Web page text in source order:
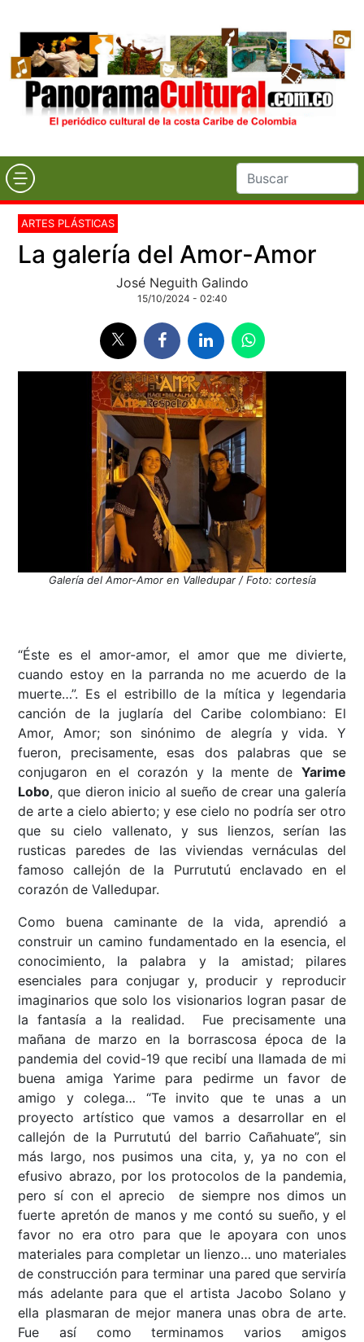
ARTES PLÁSTICAS
La galería del Amor-Amor
José Neguith Galindo
15/10/2024 - 02:40
Galería del Amor-Amor en Valledupar / Foto: cortesía
“Éste es el amor-amor, el amor que me divierte,
cuando estoy en la parranda no me acuerdo de la
muerte…”. Es el estribillo de la mítica y legendaria
canción de la juglaría del Caribe colombiano: El
Amor, Amor; son sinónimo de alegría y vida. Y
fueron, precisamente, esas dos palabras que se
conjugaron en el corazón y la mente de Yarime
Lobo, que dieron inicio al sueño de crear una galería
de arte a cielo abierto; y ese cielo no podría ser otro
que su cielo vallenato, y sus lienzos, serían las
rusticas paredes de las viviendas vernáculas del
famoso callejón de la Purrututú enclavado en el
corazón de Valledupar.
Como buena caminante de la vida, aprendió a
construir un camino fundamentado en la esencia, el
conocimiento, la palabra y la amistad; pilares
esenciales para conjugar y, producir y reproducir
imaginarios que solo los visionarios logran pasar de
la fantasía a la realidad. Fue precisamente una
mañana de marzo en la borrascosa época de la
pandemia del covid-19 que recibí una llamada de mi
buena amiga Yarime para pedirme un favor de
amigo y colega… “Te invito que te unas a un
proyecto artístico que vamos a desarrollar en el
callejón de la Purrututú del barrio Cañahuate”, sin
más largo, nos pusimos una cita, y, ya no con el
efusivo abrazo, por los protocolos de la pandemia,
pero sí con el aprecio de siempre nos dimos un
fuerte apretón de manos y me contó su sueño, y el
favor no era otro para que le apoyara con unos
materiales para completar un lienzo… uno materiales
de construcción para terminar una pared que serviría
más adelante para que el artista Jacobo Solano y
ella plasmaran de mejor manera unas obra de arte.
Fue así como terminamos varios amigos